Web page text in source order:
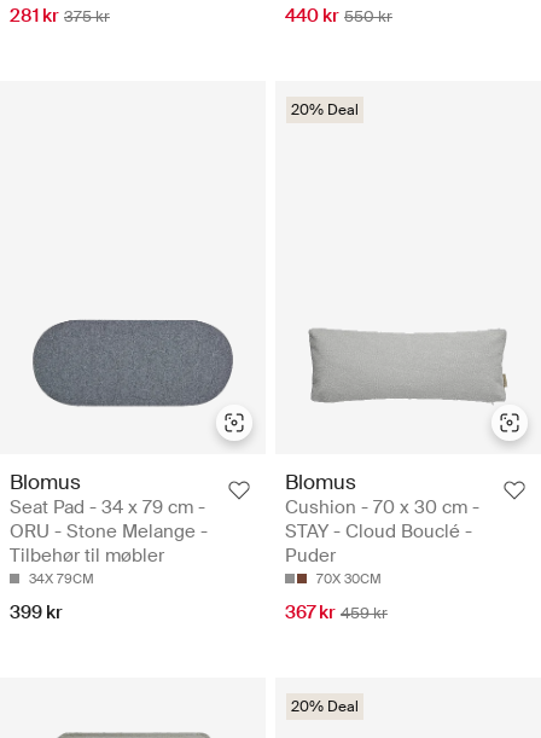
281 kr 375 kr 440 kr 550 kr
Blomus
Seat Pad - 34 x 79 cm -
ORU - Stone Melange -
Tilbehør til møbler
34X 79CM
399 kr
20% Deal
Blomus
Cushion - 70 x 30 cm -
STAY - Cloud Bouclé -
Puder
70X 30CM
367 kr 459 kr
20% Deal